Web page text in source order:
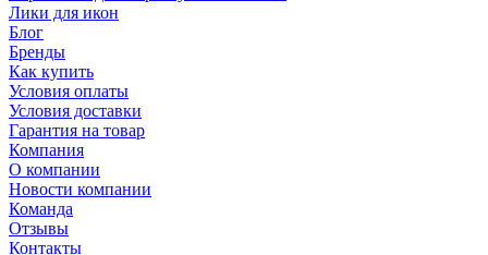
Лики для икон
Блог
Бренды
Как купить
Условия оплаты
Условия доставки
Гарантия на товар
Компания
О компании
Новости компании
Команда
Отзывы
Контакты